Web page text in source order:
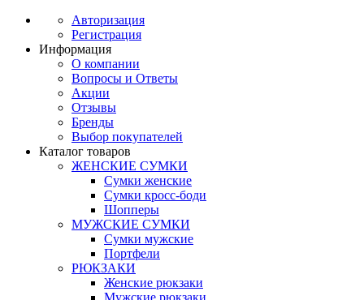
Авторизация
Регистрация
Информация
О компании
Вопросы и Ответы
Акции
Отзывы
Бренды
Выбор покупателей
Каталог товаров
ЖЕНСКИЕ СУМКИ
Сумки женские
Сумки кросс-боди
Шопперы
МУЖСКИЕ СУМКИ
Сумки мужские
Портфели
РЮКЗАКИ
Женские рюкзаки
Мужские рюкзаки